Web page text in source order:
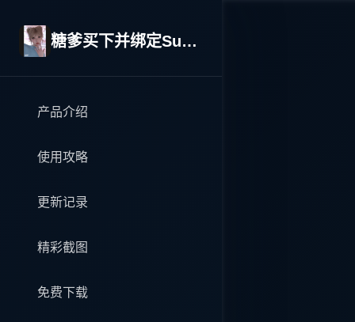
糖爹买下并绑定SugarDaddy
产品介绍
使用攻略
更新记录
精彩截图
免费下载